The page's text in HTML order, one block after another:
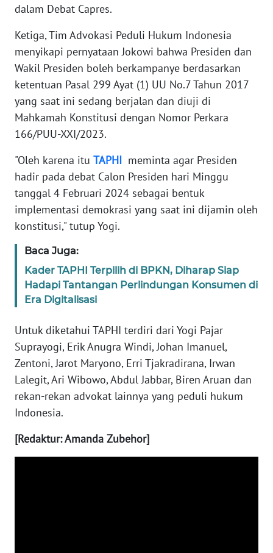
dalam Debat Capres.
Ketiga, Tim Advokasi Peduli Hukum Indonesia
menyikapi pernyataan Jokowi bahwa Presiden dan
Wakil Presiden boleh berkampanye berdasarkan
ketentuan Pasal 299 Ayat (1) UU No.7 Tahun 2017
yang saat ini sedang berjalan dan diuji di
Mahkamah Konstitusi dengan Nomor Perkara
166/PUU-XXI/2023.
"Oleh karena itu TAPHI meminta agar Presiden
hadir pada debat Calon Presiden hari Minggu
tanggal 4 Februari 2024 sebagai bentuk
implementasi demokrasi yang saat ini dijamin oleh
konstitusi," tutup Yogi.
Baca Juga:
Kader TAPHI Terpilih di BPKN, Diharap Siap
Hadapi Tantangan Perlindungan Konsumen di
Era Digitalisasi
Untuk diketahui TAPHI terdiri dari Yogi Pajar
Suprayogi, Erik Anugra Windi, Johan Imanuel,
Zentoni, Jarot Maryono, Erri Tjakradirana, Irwan
Lalegit, Ari Wibowo, Abdul Jabbar, Biren Aruan dan
rekan-rekan advokat lainnya yang peduli hukum
Indonesia.
[Redaktur: Amanda Zubehor]
DISCLAIMER
Wahana
News
Regional
WN
WN
JAKARTA
WN
WN
BANTEN
NTT
WN
KEPRI
WN
WN